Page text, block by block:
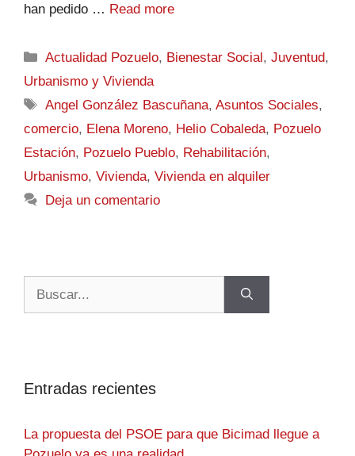
han pedido … Read more
Actualidad Pozuelo, Bienestar Social,Juventud,
Urbanismo y Vivienda
Angel González Bascuñana,Asuntos Sociales,
comercio, Elena Moreno, Helio Cobaleda, Pozuelo
Estación, Pozuelo Pueblo, Rehabilitación,
Urbanismo, Vivienda, Vivienda en alquiler
Deja un comentario
Entradas recientes
La propuesta del PSOE para que Bicimad llegue a